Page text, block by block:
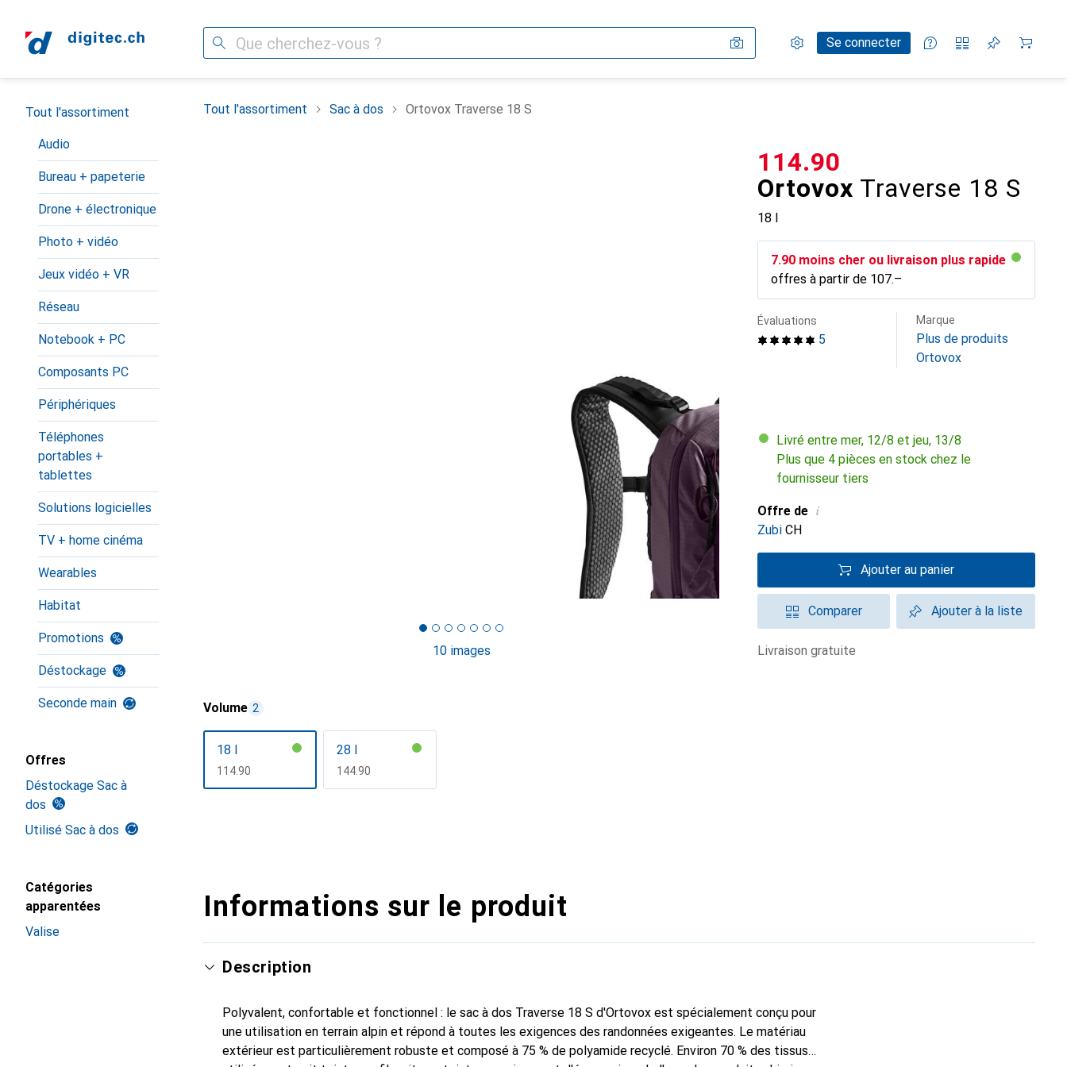
Recherche Paramètres
Compte clientSe connecter
Listes de comparaison
Listes d'envies
Panier
Navigation par catégorie
Tout l'assortiment
Audio
Bureau + papeterie
Drone + électronique
Photo + vidéo
Jeux vidéo + VR
Réseau
Notebook + PC
Composants PC
Périphériques
Téléphones
portables +
tablettes
Solutions logicielles
TV + home cinéma
Wearables
Habitat
Promotions
Déstockage
Seconde main
Offres
Déstockage Sac à
dos
Utilisé Sac à dos
Catégories
apparentées
Valise
Tout l'assortiment Sac à dos Ortovox Traverse 18 S
10 images
Ortovox Traverse 18 S
18 l
CHF
114.90
CHF
7.90 moins cher ou livraison plus rapide
offres à partir de CHF
107.–
5
Évaluations Marque
Plus de produits
Ortovox
Livré entre mer, 12/8 et jeu, 13/8
Plus que 4 pièces en stock chez le
fournisseur tiers
Offre de i
Zubi CH
Ajouter au panier
Comparer Ajouter à la liste
livraison gratuite
Volume 2
18 l
CHF
114.90
28 l
CHF
144.90
Informations sur le produit
Description
Polyvalent, confortable et fonctionnel : le sac à dos Traverse 18 S d'Ortovox est spécialement conçu pour
une utilisation en terrain alpin et répond à toutes les exigences des randonnées exigeantes. Le matériau
extérieur est particulièrement robuste et composé à 75 % de polyamide recyclé. Environ 70 % des tissus